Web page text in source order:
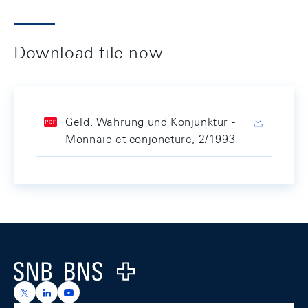
Download file now
Geld, Währung und Konjunktur -
Monnaie et conjoncture, 2/1993
Logo
https://x.com/snb_bns
https://ch.linkedin.com/company/swiss-national-
https://www.youtube.com/@swissnationalbank